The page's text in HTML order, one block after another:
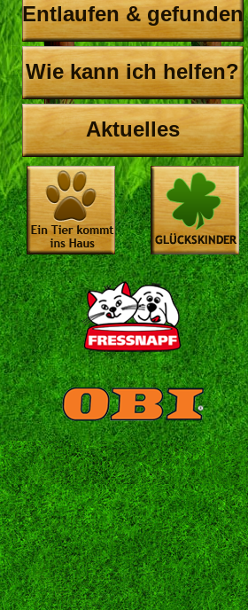
Entlaufen & gefunden
Wie kann ich helfen?
Aktuelles